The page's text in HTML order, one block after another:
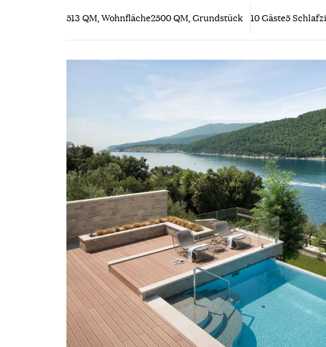
513 QM, Wohnfläche2500 QM, Grundstück 10 Gäste5